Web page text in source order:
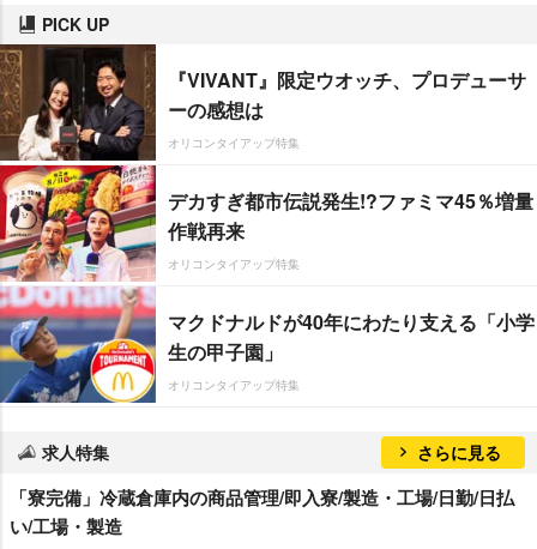
PICK UP
『VIVANT』限定ウオッチ、プロデューサ
ーの感想は
オリコンタイアップ特集
デカすぎ都市伝説発生!?ファミマ45％増量
作戦再来
オリコンタイアップ特集
マクドナルドが40年にわたり支える「小学
生の甲子園」
オリコンタイアップ特集
求人特集 さらに見る
「寮完備」冷蔵倉庫内の商品管理/即入寮/製造・工場/日勤/日払
い/工場・製造